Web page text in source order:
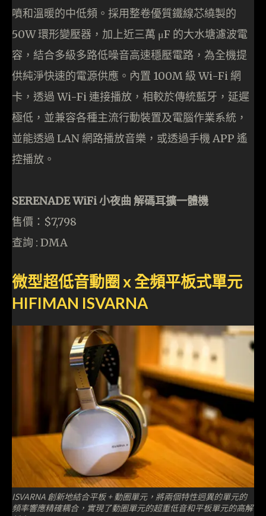
噴和溫暖的中低頻。採用整卷優質鐵線芯繞製的
50W 環形變壓器，加上近三萬 μF 的大水塘濾波電
容，結合多級多路低噪音高速穩壓電路，為全機提
供純淨快速的電源供應。內置 100M 級 Wi-Fi 網
卡，透過 Wi-Fi 連接播放，相較於傳統藍牙，延遲
極低，並兼容各種主流行動裝置及電腦作業系統，
並能透過 LAN 網路播放音樂，或透過手機 APP 遙
控播放。
SERENADE WiFi 小夜曲 解碼耳擴一體機
售價：$7,798
查詢 : DMA
微型超低音動圈 x 全頻平板式單元
HIFIMAN ISVARNA
ISVARNA 創新地結合平板 + 動圈單元，將兩個特性迥異的單元的
頻率響應精確耦合，實現了動圈單元的超重低音和平板單元的高解